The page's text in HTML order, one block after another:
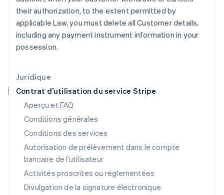
Juridique
Contrat d’utilisation du service Stripe
Aperçu et FAQ
Conditions générales
Conditions des services
Autorisation de prélèvement dans le compte
bancaire de l’utilisateur
Activités proscrites ou réglementées
Divulgation de la signature électronique
their authorization, to the extent permitted by
applicable Law, you must delete all Customer details,
including any payment instrument information in your
possession.
Hongrie
English
Inde
English
Italie
Japon
日本語 English
Lettonie
English
DeutschEnglish
Lituanie
English
Luxembourg
FrançaisDeutschEnglish